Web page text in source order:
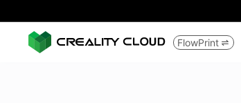
FlowPrint 